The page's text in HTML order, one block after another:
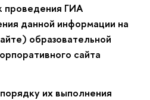
проведения ГИА
данной информации на
образовательной
сайта
их выполнения